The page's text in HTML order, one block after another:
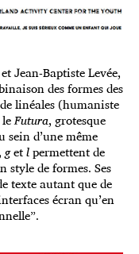
Jean-Baptiste Levée,
des formes des
linéales (humaniste
leFutura, grotesque
sein d’une même
,getlpermettent de
style de formes. Ses
texte autant que de
écran qu’en